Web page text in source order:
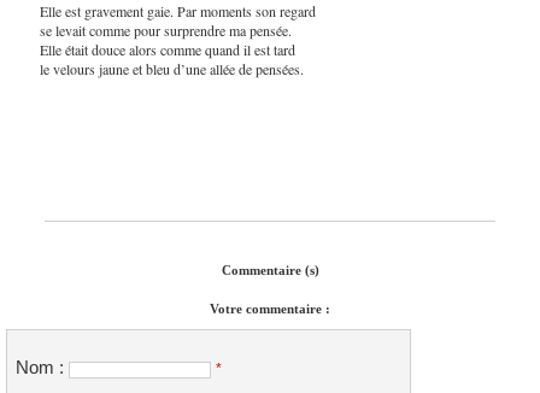
Elle est gravement gaie. Par moments son regard
se levait comme pour surprendre ma pensée.
Elle était douce alors comme quand il est tard
le velours jaune et bleu d’une allée de pensées.
Commentaire (s)
Votre commentaire :
Nom : *